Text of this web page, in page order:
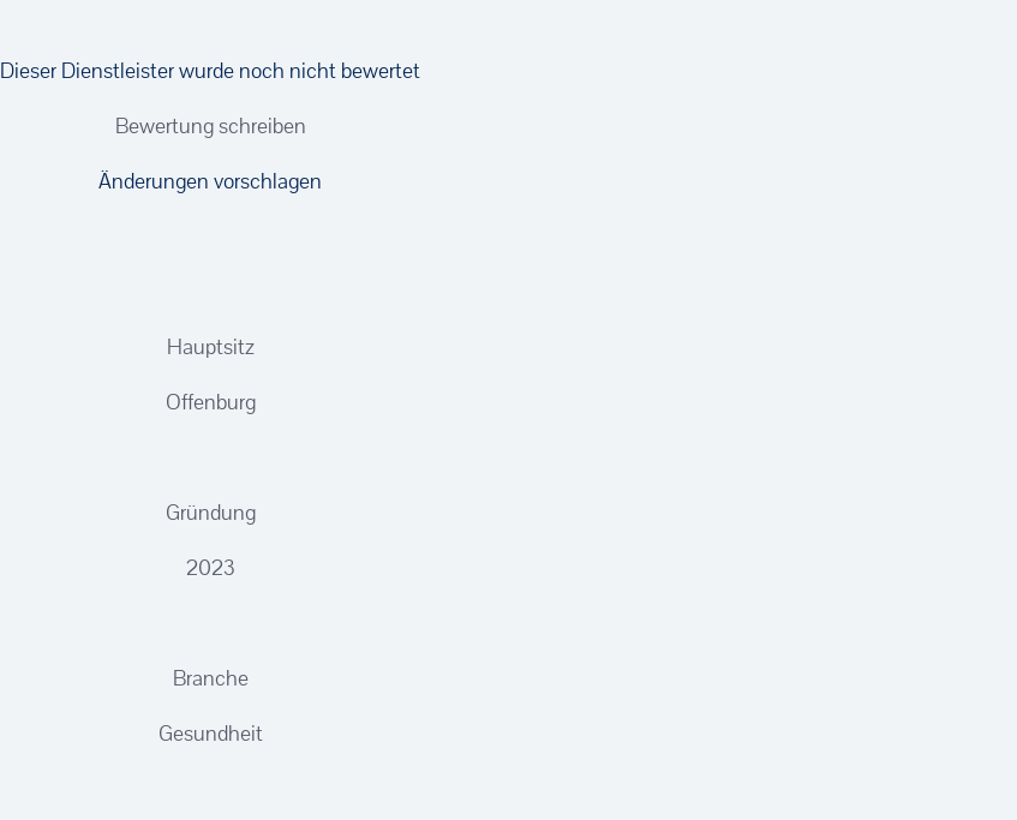
Dieser Dienstleister wurde noch nicht bewertet
Bewertung schreiben
Änderungen vorschlagen
Hauptsitz
Offenburg
Gründung
2023
Branche
Gesundheit